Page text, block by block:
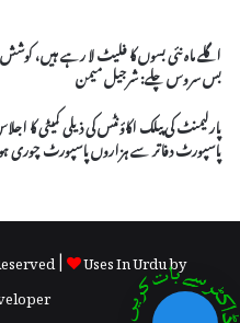
اگلے ماہ نئی بسوں کا فلیٹ لا رہے ہیں، کوشش
بس سروس چلے: شرجیل میمن
پارلیمنٹ کی پبلک اکاؤنٹس کی ذیلی کمیٹی کا
پاسپورٹ دفاتر سے ہزاروں پاسپورٹ چوری
|
Uses In Urdu by